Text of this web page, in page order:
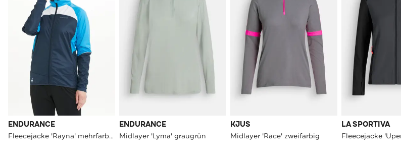
ENDURANCE
Fleecejacke 'Rayna' mehrfarbig
ENDURANCE
Midlayer 'Lyma' graugrün
KJUS
Midlayer 'Race' zweifarbig
LA SPORTIVA